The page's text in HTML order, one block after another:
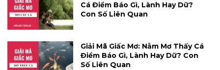
Cá Điềm Báo Gì, Lành Hay Dữ?
Con Số Liên Quan
Giải Mã Giấc Mơ: Nằm Mơ Thấy Cá
Điềm Báo Gì, Lành Hay Dữ? Con
Số Liên Quan